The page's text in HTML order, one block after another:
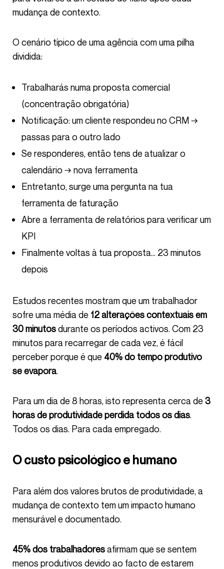
mudança de contexto.
O cenário típico de uma agência com uma pilha
dividida:
Trabalharás numa proposta comercial
(concentração obrigatória)
Notificação: um cliente respondeu no CRM →
passas para o outro lado
Se responderes, então tens de atualizar o
calendário → nova ferramenta
Entretanto, surge uma pergunta na tua
ferramenta de faturação
Abre a ferramenta de relatórios para verificar um
KPI
Finalmente voltas à tua proposta… 23 minutos
depois
Estudos recentes mostram que um trabalhador
sofre uma média de 12 alterações contextuais em
30 minutosdurante os períodos activos. Com 23
minutos para recarregar de cada vez, é fácil
perceber porque é que 40% do tempo produtivo
se evapora.
Para um dia de 8 horas, isto representa cerca de 3
horas de produtividade perdida todos os dias.
Todos os dias. Para cada empregado.
O custo psicológico e humano
Para além dos valores brutos de produtividade, a
mudança de contexto tem um impacto humano
mensurável e documentado.
45% dos trabalhadoresafirmam que se sentem
menos produtivos devido ao facto de estarem